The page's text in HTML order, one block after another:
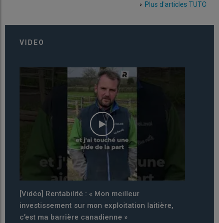
Plus d'articles TUTO
VIDEO
[VIDEO] Moins de tri à l’auge grâce au défibreur
broyeur
17 avril 2026